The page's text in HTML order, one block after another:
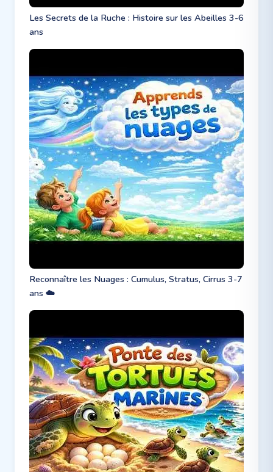
Les Secrets de la Ruche : Histoire sur les Abeilles 3-6
ans
Reconnaître les Nuages : Cumulus, Stratus, Cirrus 3-7
ans ☁️